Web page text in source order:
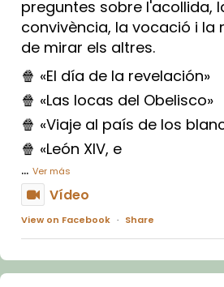
preguntes sobre l'acollida,
convivència, la vocació i la
de mirar els altres.
🍿 «El día de la revelación»
🍿 «Las locas del Obelisco»
🍿 «Viaje al país de los
🍿 «León XIV, e
... Ver más
Vídeo
View on Facebook · Share
Arquebisbat de